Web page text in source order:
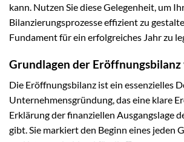
kann. Nutzen Sie diese Gelegenheit, um
Bilanzierungsprozesse effizient zu
Fundament für ein erfolgreiches Jahr zu
Grundlagen der Eröffnungsbilanz
Die Eröffnungsbilanz ist ein essenzielles
Unternehmensgründung, das eine klare
Erklärung der finanziellen Ausgangslage
gibt. Sie markiert den Beginn eines jeden